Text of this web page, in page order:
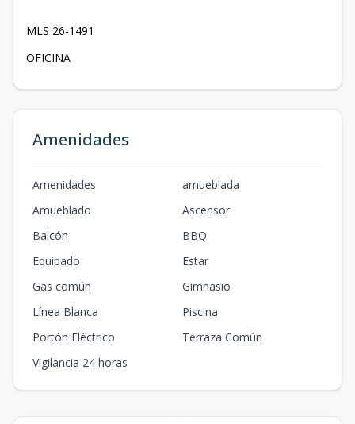
MLS 26-1491
OFICINA
Amenidades
Amenidades
amueblada
Amueblado
Ascensor
Balcón
BBQ
Equipado
Estar
Gas común
Gimnasio
Línea Blanca
Piscina
Portón Eléctrico
Terraza Común
Vigilancia 24 horas